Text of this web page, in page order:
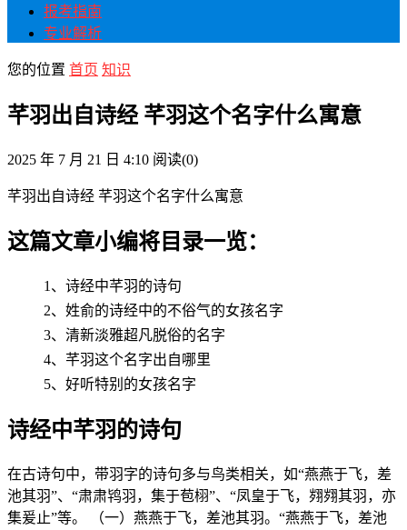
报考指南
专业解析
您的位置 首页 知识
芊羽出自诗经 芊羽这个名字什么寓意
2025 年 7 月 21 日 4:10 阅读(0)
芊羽出自诗经 芊羽这个名字什么寓意
这篇文章小编将目录一览：
1、诗经中芊羽的诗句
2、姓俞的诗经中的不俗气的女孩名字
3、清新淡雅超凡脱俗的名字
4、芊羽这个名字出自哪里
5、好听特别的女孩名字
诗经中芊羽的诗句
在古诗句中，带羽字的诗句多与鸟类相关，如“燕燕于飞，差
池其羽”、“肃肃鸨羽，集于苞栩”、“凤皇于飞，翙翙其羽，亦
集爰止”等。 （一）燕燕于飞，差池其羽。“燕燕于飞，差池